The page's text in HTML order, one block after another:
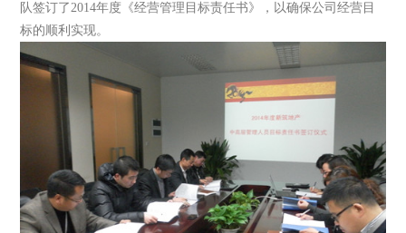
队签订了2014年度《经营管理目标责任书》，以确保公司经营目
标的顺利实现。